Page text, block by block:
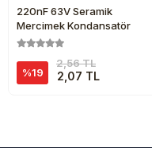
220nF 63V Seramik
Mercimek Kondansatör
%19
2,56 TL
2,07 TL